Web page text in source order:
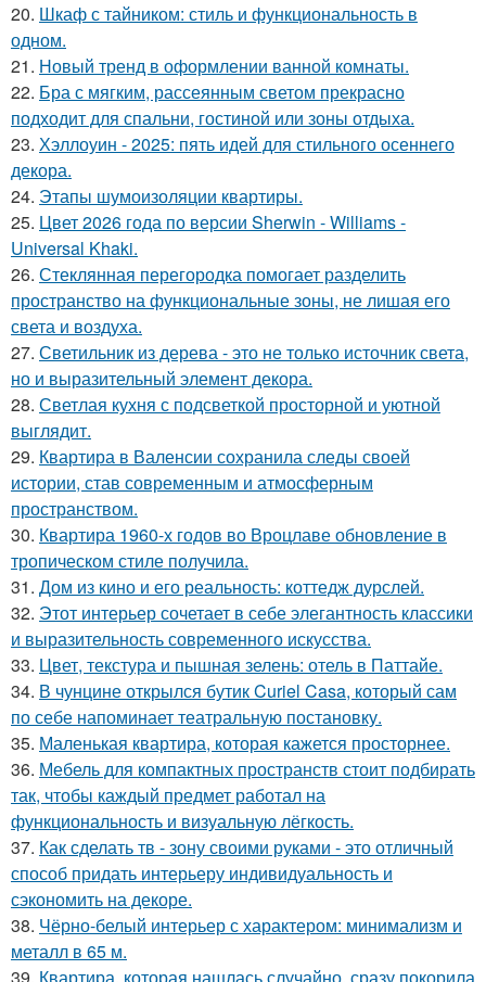
20. Шкаф с тайником: стиль и функциональность в
одном.
21. Новый тренд в оформлении ванной комнаты.
22. Бра с мягким, рассеянным светом прекрасно
подходит для спальни, гостиной или зоны отдыха.
23. Хэллоуин - 2025: пять идей для стильного осеннего
декора.
24. Этапы шумоизоляции квартиры.
25. Цвет 2026 года по версии Sherwin - Williams -
Universal Khaki.
26. Стеклянная перегородка помогает разделить
пространство на функциональные зоны, не лишая его
света и воздуха.
27. Светильник из дерева - это не только источник света,
но и выразительный элемент декора.
28. Светлая кухня с подсветкой просторной и уютной
выглядит.
29. Квартира в Валенсии сохранила следы своей
истории, став современным и атмосферным
пространством.
30. Квартира 1960-х годов во Вроцлаве обновление в
тропическом стиле получила.
31. Дом из кино и его реальность: коттедж дурслей.
32. Этот интерьер сочетает в себе элегантность классики
и выразительность современного искусства.
33. Цвет, текстура и пышная зелень: отель в Паттайе.
34. В чунцине открылся бутик Curiel Casa, который сам
по себе напоминает театральную постановку.
35. Маленькая квартира, которая кажется просторнее.
36. Мебель для компактных пространств стоит подбирать
так, чтобы каждый предмет работал на
функциональность и визуальную лёгкость.
37. Как сделать тв - зону своими руками - это отличный
способ придать интерьеру индивидуальность и
сэкономить на декоре.
38. Чёрно-белый интерьер с характером: минимализм и
металл в 65 м.